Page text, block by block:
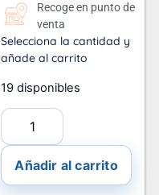
Recoge en punto de
venta
Selecciona la cantidad y
añade al carrito
19 disponibles
Añadir al carrito